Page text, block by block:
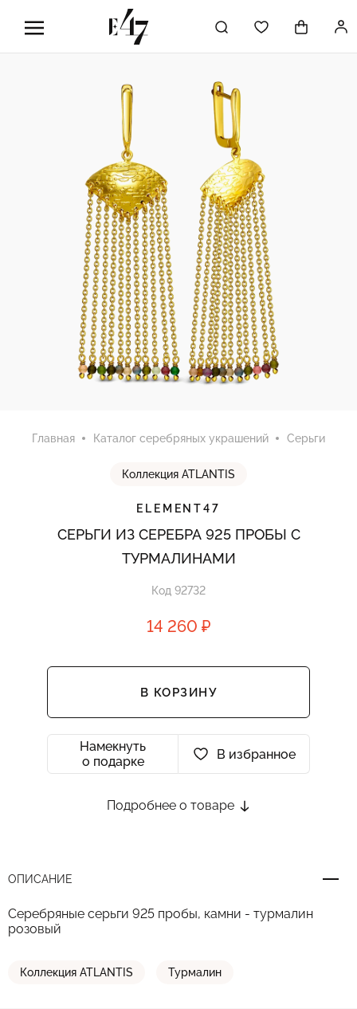
Главная Каталог серебряных украшений Серьги
Коллекция ATLANTIS
ELEMENT47
СЕРЬГИ ИЗ СЕРЕБРА 925 ПРОБЫ С
ТУРМАЛИНАМИ
Код 92732
14 260 ₽
В КОРЗИНУ
Намекнуть
о подарке
В избранное
Подробнее о товаре
ОПИСАНИЕ
Серебряные серьги 925 пробы, камни - турмалин
розовый
Коллекция ATLANTIS Турмалин